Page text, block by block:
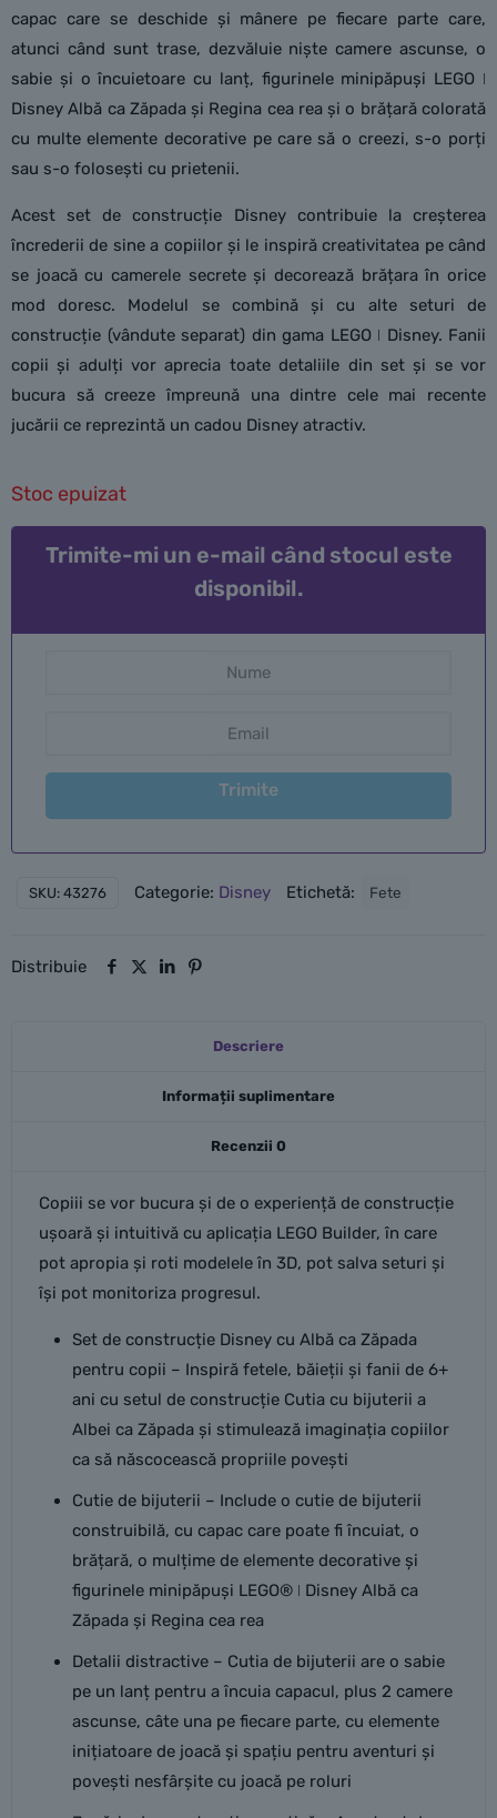
capac care se deschide și mânere pe fiecare parte care,
atunci când sunt trase, dezvăluie niște camere ascunse, o
sabie și o încuietoare cu lanț, figurinele minipăpuși LEGO ǀ
Disney Albă ca Zăpada și Regina cea rea și o brățară colorată
cu multe elemente decorative pe care să o creezi, s-o porți
sau s-o folosești cu prietenii.
Acest set de construcție Disney contribuie la creșterea
încrederii de sine a copiilor și le inspiră creativitatea pe când
se joacă cu camerele secrete și decorează brățara în orice
mod doresc. Modelul se combină și cu alte seturi de
construcție (vândute separat) din gama LEGO ǀ Disney. Fanii
copii și adulți vor aprecia toate detaliile din set și se vor
bucura să creeze împreună una dintre cele mai recente
jucării ce reprezintă un cadou Disney atractiv.
Stoc epuizat
Trimite-mi un e-mail când stocul este
disponibil.
Trimite
SKU: 43276 Categorie: Disney Etichetă: Fete
Distribuie
Descriere
Informații suplimentare
Recenzii 0
Copiii se vor bucura și de o experiență de construcție
ușoară și intuitivă cu aplicația LEGO Builder, în care
pot apropia și roti modelele în 3D, pot salva seturi și
își pot monitoriza progresul.
Set de construcție Disney cu Albă ca Zăpada
pentru copii – Inspiră fetele, băieții și fanii de 6+
ani cu setul de construcție Cutia cu bijuterii a
Albei ca Zăpada și stimulează imaginația copiilor
ca să născocească propriile povești
Cutie de bijuterii – Include o cutie de bijuterii
construibilă, cu capac care poate fi încuiat, o
brățară, o mulțime de elemente decorative și
figurinele minipăpuși LEGO® ǀ Disney Albă ca
Zăpada și Regina cea rea
Detalii distractive – Cutia de bijuterii are o sabie
pe un lanț pentru a încuia capacul, plus 2 camere
ascunse, câte una pe fiecare parte, cu elemente
inițiatoare de joacă și spațiu pentru aventuri și
povești nesfârșite cu joacă pe roluri